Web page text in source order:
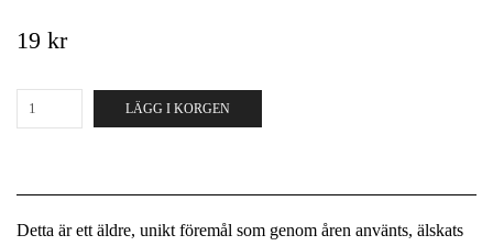
19 kr
LÄGG I KORGEN
Detta är ett äldre, unikt föremål som genom åren använts, älskats